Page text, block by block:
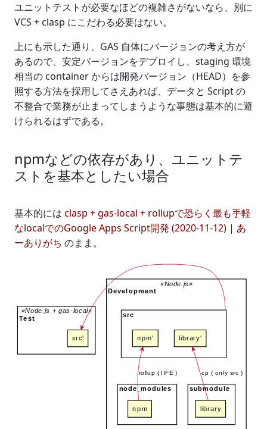
ユニットテストが必要なほどの複雑さがないなら、別に
VCS + clasp にこだわる必要はない。
上にも示した通り、GAS 自体にバージョンの考え方が
あるので、安定バージョンをデプロイし、staging 環境
相当の container からは開発バージョン（HEAD）を参
照する方法を採用してさえあれば、データと Script の
不整合で業務が止まってしまうような事態は基本的に避
けられるはずである。
npmなどの依存があり、ユニットテ
ストを基本としたい場合
基本的には clasp + gas-local + rollupで恐らく最も手軽
なlocalでのGoogle Apps Script開発 (2020-11-12) | あ
ーありがち のまま。